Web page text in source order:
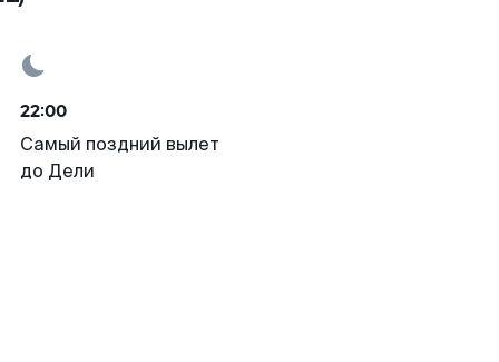
22:00
Самый поздний вылет
до Дели